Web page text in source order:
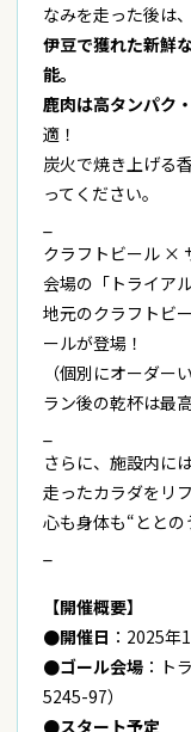
なみを走った後は、
伊豆で獲れた新鮮
能。
鹿肉は高タンパク
適！
炭火で焼き上げる
ってください。
クラフトビール ×
会場の「トライア
地元のクラフトビ
ールが登場！
（個別にオーダー
ラン後の乾杯は最
さらに、施設内に
走ったカラダをリ
心も身体も“ととの
【開催概要】
●開催日 ：2025年
●ゴール会場 ：ト
5245-97）
●スタート予定